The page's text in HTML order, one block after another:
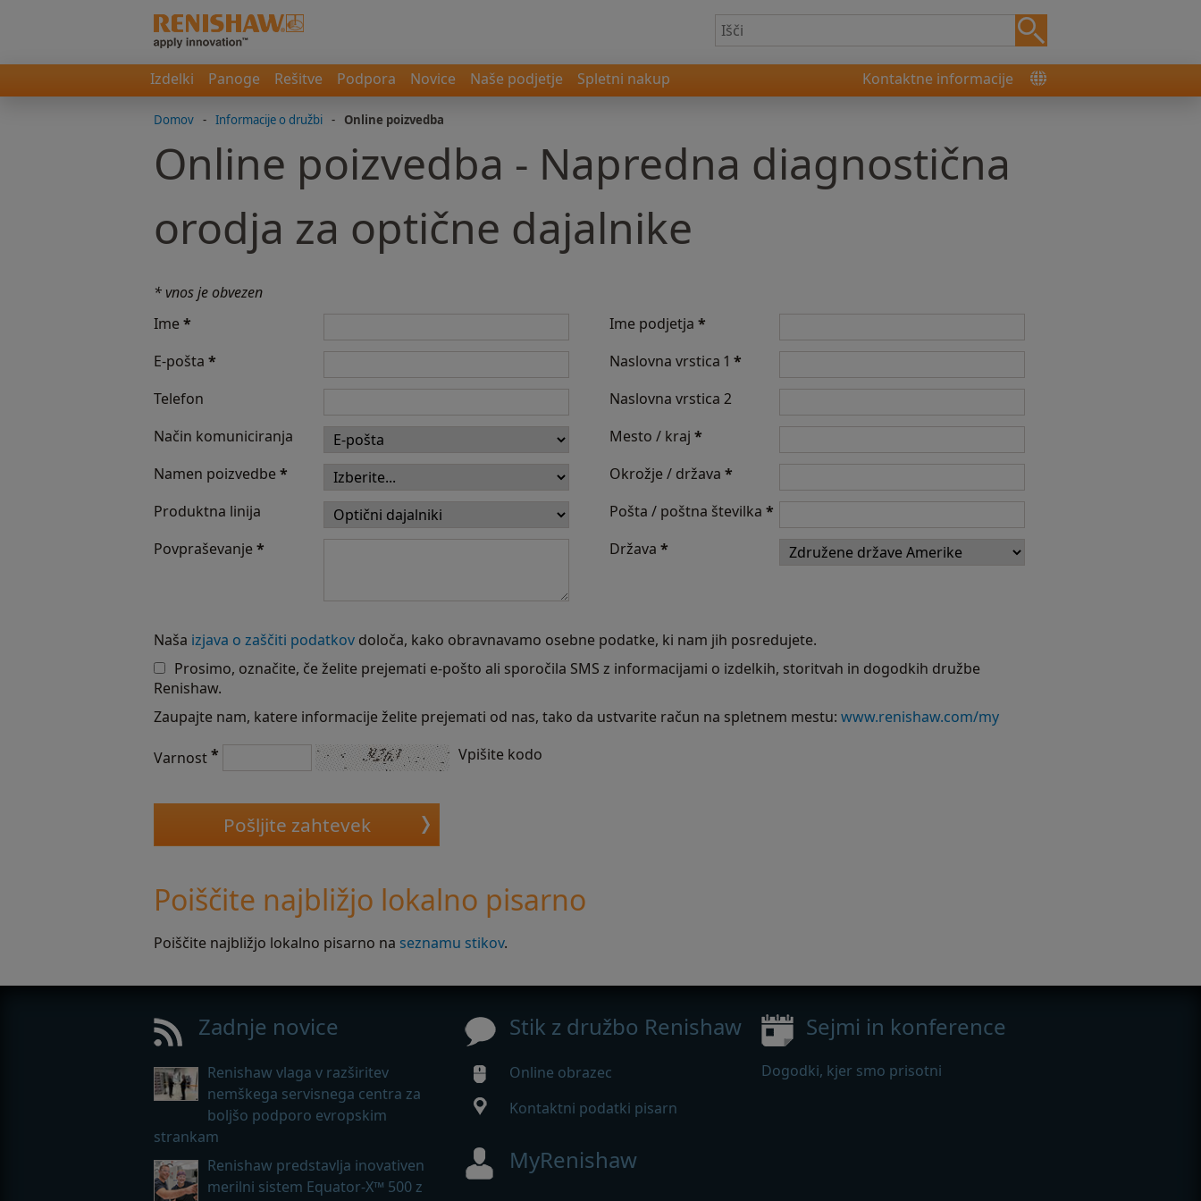
Izdelki Panoge Rešitve Podpora Novice Naše podjetje Spletni nakup Kontaktne informacije
Domov - Informacije o družbi - Online poizvedba
Online poizvedba - Napredna diagnostična
orodja za optične dajalnike
* vnos je obvezen
Ime*
E-pošta *
Telefon
Način komuniciranja
Namen poizvedbe*
Produktna linija
Povpraševanje*
Ime podjetja *
Naslovna vrstica 1 *
Naslovna vrstica 2
Mesto / kraj *
Okrožje / država *
Pošta / poštna številka *
Država *
Naša izjava o zaščiti podatkov določa, kako obravnavamo osebne podatke, ki nam jih posredujete.
Prosimo, označite, če želite prejemati e-pošto ali sporočila SMS z informacijami o izdelkih, storitvah in dogodkih družbe
Renishaw.
Zaupajte nam, katere informacije želite prejemati od nas, tako da ustvarite račun na spletnem mestu: www.renishaw.com/my
Varnost* Vpišite kodo
Poiščite najbližjo lokalno pisarno
Poiščite najbližjo lokalno pisarno na seznamu stikov.
Zadnje novice
Renishaw vlaga v razširitev
nemškega servisnega centra za
boljšo podporo evropskim
strankam
Renishaw predstavlja inovativen
merilni sistem Equator-X™ 500 z
Stik z družbo Renishaw
Online obrazec
Kontaktni podatki pisarn
MyRenishaw
Sejmi in konference
Dogodki, kjer smo prisotni